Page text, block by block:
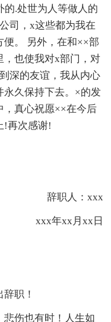
.处世为人等做人的
司，x这些都为我在
便。 另外，在和××部
，也使我对x部门，对
深的友谊，我从内心
永久保持下去。×的发
，真心祝愿××在今后
!再次感谢!
辞职人：xxx
xxx年xx月xx日
职！
伤也有时！人生如